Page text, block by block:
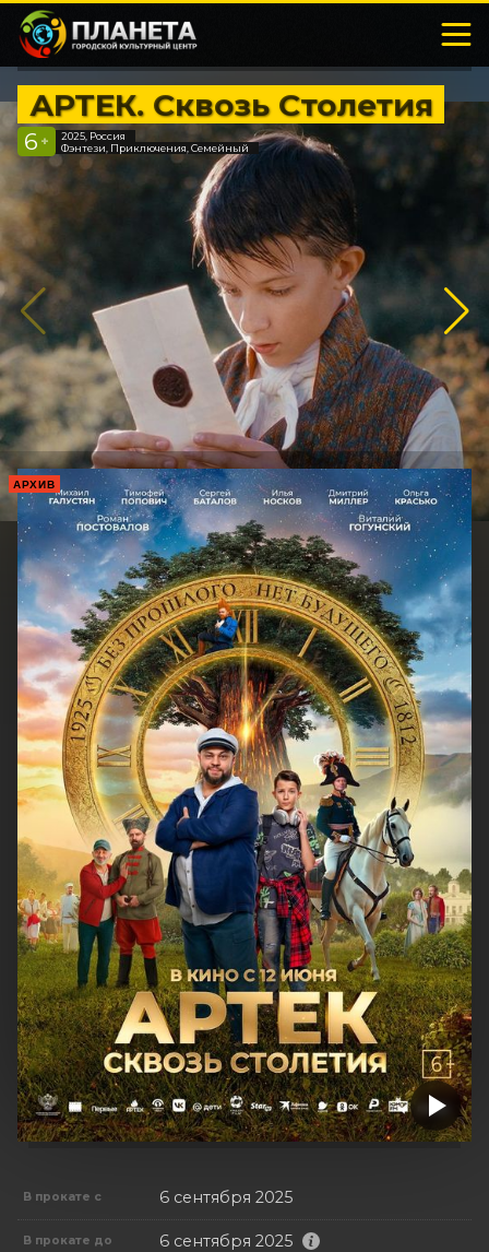
АРТЕК. Сквозь Столетия
6 +
2025, Россия
Фэнтези, Приключения, Семейный
АРХИВ
В прокате с 6 сентября 2025
В прокате до 6 сентября 2025